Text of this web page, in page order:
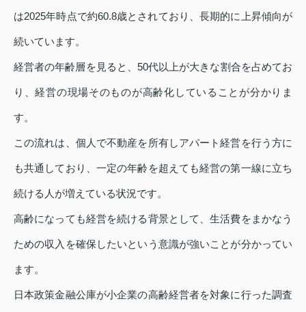
は2025年時点で約60.8歳とされており、長期的に上昇傾向が
続いています。
経営者の年齢層を見ると、50代以上が大きな割合を占めてお
り、経営の現場そのものが高齢化していることが分かりま
す。
この流れは、個人で不動産を所有しアパート経営を行う方に
も共通しており、一定の年齢を超えても経営の第一線に立ち
続ける人が増えている状況です。
高齢になっても経営を続ける背景として、生活費をまかなう
ための収入を確保したいという意識が強いことが分かってい
ます。
日本政策金融公庫が小企業の高齢経営者を対象に行った調査